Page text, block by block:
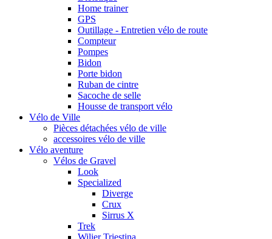
Home trainer
GPS
Outillage - Entretien vélo de route
Compteur
Pompes
Bidon
Porte bidon
Ruban de cintre
Sacoche de selle
Housse de transport vélo
Vélo de Ville
Pièces détachées vélo de ville
accessoires vélo de ville
Vélo aventure
Vélos de Gravel
Look
Specialized
Diverge
Crux
Sirrus X
Trek
Wilier Triestina